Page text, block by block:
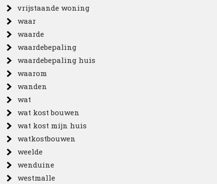
vrijstaande woning
waar
waarde
waardebepaling
waardebepaling huis
waarom
wanden
wat
wat kost bouwen
wat kost mijn huis
watkostbouwen
weelde
wenduine
westmalle